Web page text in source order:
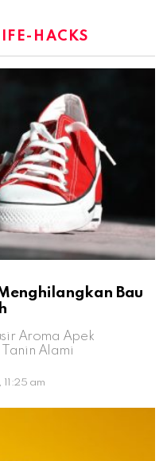
HACKS
Bau
Aroma Apek
Alami
am